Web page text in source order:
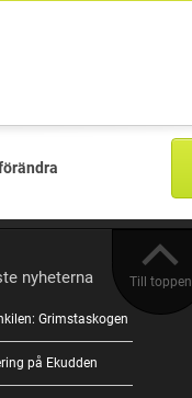
Till toppen
nyheterna
Grimstaskogen
på Ekudden